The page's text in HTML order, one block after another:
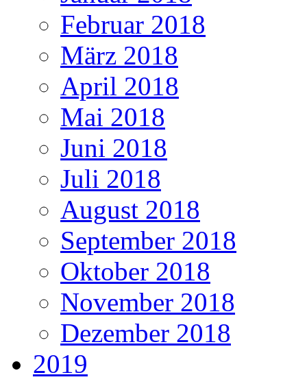
Februar 2018
März 2018
April 2018
Mai 2018
Juni 2018
Juli 2018
August 2018
September 2018
Oktober 2018
November 2018
Dezember 2018
2019